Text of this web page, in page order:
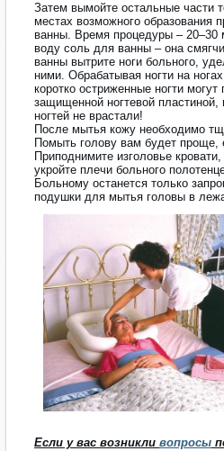
Затем вымойте остальные части
местах возможного
ванны. Время процедуры – 20–30
воду соль для ванны – она
ванны вытрите ноги больного,
ними. Обрабатывая ногти на
коротко остриженные ногти
защищенной ногтевой
ногтей не врастали!
После мытья кожу необходимо
Помыть голову вам будет проще,
Приподнимите изголовье
укройте плечи больного
Больному останется только
подушки для мытья головы в
Если у вас возникли вопросы